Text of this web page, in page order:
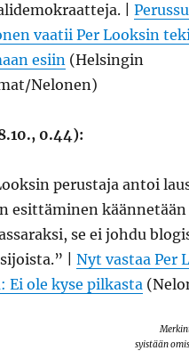
|
vaatii Per Looksin
esiin (Helsingin
Nelonen)
0.44):
perustaja antoi
esittäminen
se ei johdu
|Nyt vastaa Per
Ei ole kyse pilkasta
syistään